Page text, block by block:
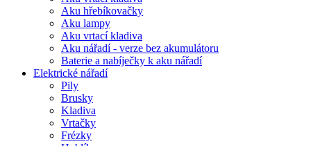
Aku hřebíkovačky
Aku lampy
Aku vrtací kladiva
Aku nářadí - verze bez akumulátoru
Baterie a nabíječky k aku nářadí
Elektrické nářadí
Pily
Brusky
Kladiva
Vrtačky
Frézky